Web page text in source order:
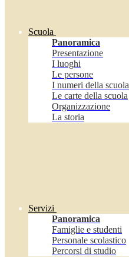
Scuola
Panoramica
Presentazione
I luoghi
Le persone
I numeri della scuola
Le carte della scuola
Organizzazione
La storia
Servizi
Panoramica
Famiglie e studenti
Personale scolastico
Percorsi di studio